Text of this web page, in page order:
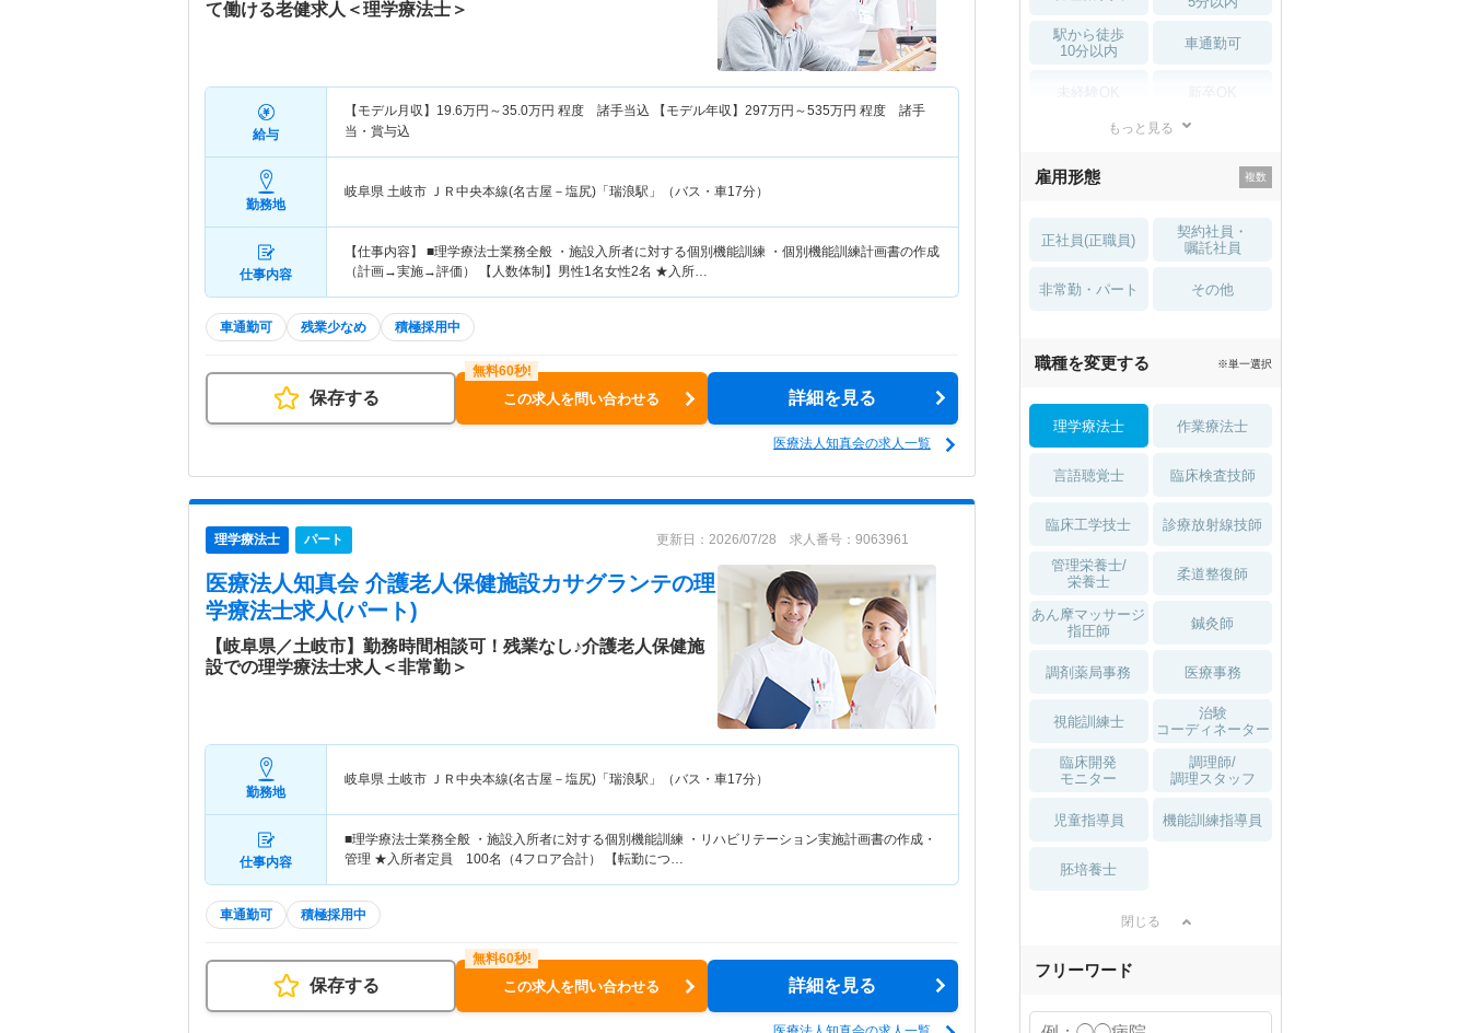
て働ける老健求人＜理学療法士＞
給与
【モデル月収】 19.6万円～35.0万円 程度 諸手当込 【モデル年収】 297万円～535万円 程度 諸手
当・賞与込
勤務地
岐阜県 土岐市 ＪＲ中央本線(名古屋－塩尻)「瑞浪駅」（バス・車17分）
仕事内容
【仕事内容】 ■理学療法士業務全般 ・施設入所者に対する個別機能訓練 ・個別機能訓練計画書の作成
（計画→実施→評価） 【人数体制】男性1名女性2名 ★入所…
車通勤可 残業少なめ 積極採用中
保存する この求人を問い合わせる 詳細を見る
医療法人知真会の求人一覧
理学療法士 パート 更新日：2026/07/28 求人番号：9063961
医療法人知真会 介護老人保健施設カサグランテの理
学療法士求人(パート)
【岐阜県／土岐市】勤務時間相談可！残業なし♪介護老人保健施
設での理学療法士求人＜非常勤＞
勤務地
岐阜県 土岐市 ＪＲ中央本線(名古屋－塩尻)「瑞浪駅」（バス・車17分）
仕事内容
■理学療法士業務全般 ・施設入所者に対する個別機能訓練 ・リハビリテーション実施計画書の作成・
管理 ★入所者定員 100名（4フロア合計） 【転勤につ…
車通勤可 積極採用中
保存する この求人を問い合わせる 詳細を見る
駅から徒歩
10分以内
車通勤可
住宅手当・補助
土日祝休 無資格 OK
積極採用中 WEB面接OK
もっと見る
雇用形態
正社員(正職員)
契約社員・
嘱託社員
非常勤・パート その他
職種を変更する ※単一選択
理学療法士 作業療法士
言語聴覚士 臨床検査技師
臨床工学技士 診療放射線技師
管理栄養士/
栄養士
柔道整復師
あん摩マッサージ
指圧師
鍼灸師
調剤薬局事務 医療事務
視能訓練士
治験
コーディネーター
臨床開発
モニター
調理師/
調理スタッフ
児童指導員 機能訓練指導員
胚培養士
閉じる
フリーワード